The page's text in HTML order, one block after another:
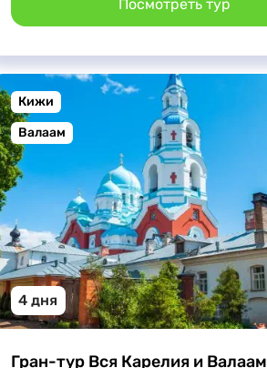
Посмотреть тур
Кижи
Валаам
4 дня
Гран-тур Вся Карелия и Валаам